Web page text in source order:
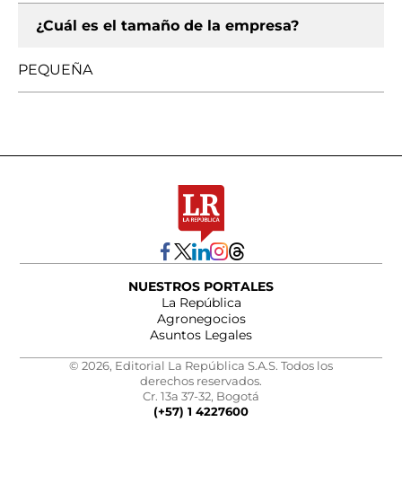
¿Cuál es el tamaño de la empresa?
PEQUEÑA
NUESTROS PORTALES
La República
Agronegocios
Asuntos Legales
© 2026, Editorial La República S.A.S. Todos los
derechos reservados.
Cr. 13a 37-32, Bogotá
(+57) 1 4227600